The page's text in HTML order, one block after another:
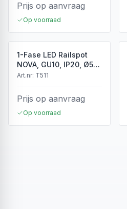
Prijs op aanvraag
Op voorraad
1-Fase LED Railspot
NOVA, GU10, IP20, Ø56
x 85 mm, Wit
Art.nr: T511
Prijs op aanvraag
Op voorraad